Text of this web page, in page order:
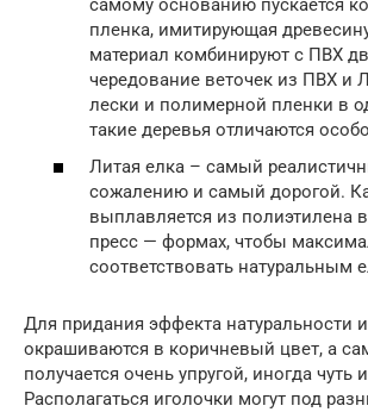
самому основанию пускается
пленка, имитирующая
материал комбинируют с ПВХ
чередование веточек из ПВХ и
лески и полимерной пленки в
такие деревья отличаются
Литая елка – самый
сожалению и самый дорогой.
выплавляется из полиэтилена
пресс — формах, чтобы
соответствовать натуральным
Для придания эффекта натуральности
окрашиваются в коричневый цвет, а
получается очень упругой, иногда чуть
Располагаться иголочки могут под